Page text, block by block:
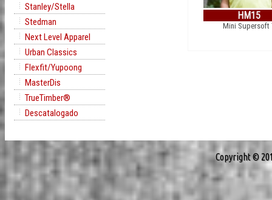
Stanley/Stella
Stedman
Next Level Apparel
Urban Classics
Flexfit/Yupoong
MasterDis
TrueTimber®
Descatalogado
HM15
Mini Supersoft
Copyright ©